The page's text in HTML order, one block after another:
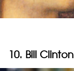
10. Bill Clinton